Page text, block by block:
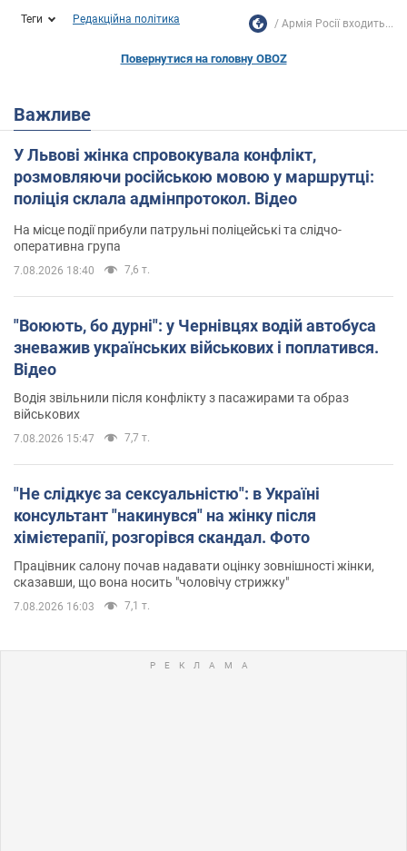
Теги Редакційна політика Армія Росії входить...
Повернутися на головну OBOZ
Важливе
У Львові жінка спровокувала конфлікт,
розмовляючи російською мовою у маршрутці:
поліція склала адмінпротокол. Відео
На місце події прибули патрульні поліцейські та слідчо-
оперативна група
7.08.2026 18:40 7,6 т.
"Воюють, бо дурні": у Чернівцях водій автобуса
зневажив українських військових і поплатився.
Відео
Водія звільнили після конфлікту з пасажирами та образ
військових
7.08.2026 15:47 7,7 т.
"Не слідкує за сексуальністю": в Україні
консультант "накинувся" на жінку після
хімієтерапії, розгорівся скандал. Фото
Працівник салону почав надавати оцінку зовнішності жінки,
сказавши, що вона носить "чоловічу стрижку"
7.08.2026 16:03 7,1 т.